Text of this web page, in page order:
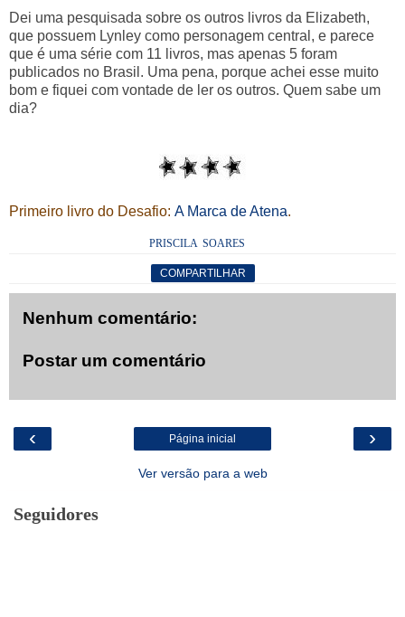
Dei uma pesquisada sobre os outros livros da Elizabeth,
que possuem Lynley como personagem central, e parece
que é uma série com 11 livros, mas apenas 5 foram
publicados no Brasil. Uma pena, porque achei esse muito
bom e fiquei com vontade de ler os outros. Quem sabe um
dia?
Primeiro livro do Desafio: A Marca de Atena.
PRISCILA SOARES
COMPARTILHAR
Nenhum comentário:
Postar um comentário
‹ ›
Página inicial
Ver versão para a web
Seguidores